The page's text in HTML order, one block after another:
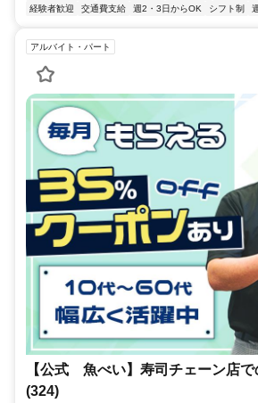
経験者歓迎
交通費支給 週2・3日からOK シフト制
アルバイト・パート
【公式 魚べい】寿司チェーン店で
(324)